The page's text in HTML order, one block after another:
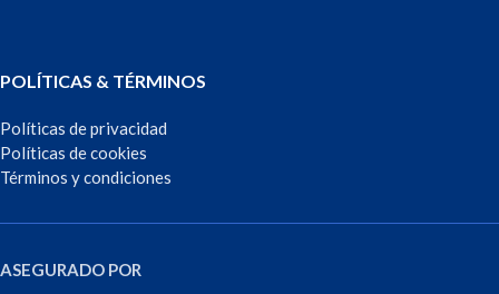
POLÍTICAS & TÉRMINOS
Políticas de privacidad
Políticas de cookies
Términos y condiciones
ASEGURADO POR